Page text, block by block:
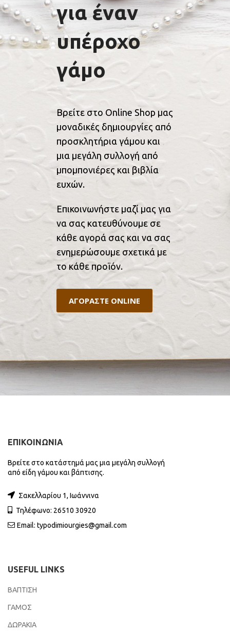
για έναν
υπέροχο
γάμο
Βρείτε στο Online Shop μας
μοναδικές δημιουργίες από
προσκλητήρια γάμου και
μια μεγάλη συλλογή από
μπομπονιέρες και βιβλία
ευχών.
Επικοινωνήστε μαζί μας για
να σας κατευθύνουμε σε
κάθε αγορά σας και να σας
ενημερώσουμε σχετικά με
το κάθε προϊόν.
ΑΓΟΡΑΣΤΕ ONLINE
ΕΠΙΚΟΙΝΩΝΙΑ
Βρείτε στο κατάστημά μας μια μεγάλη συλλογή
από είδη γάμου και βάπτισης.
Σακελλαρίου 1, Ιωάννινα
Τηλέφωνο: 26510 30920
Email: typodimiourgies@gmail.com
USEFUL LINKS
ΒΑΠΤΙΣΗ
ΓΑΜΟΣ
ΔΩΡΑΚΙΑ